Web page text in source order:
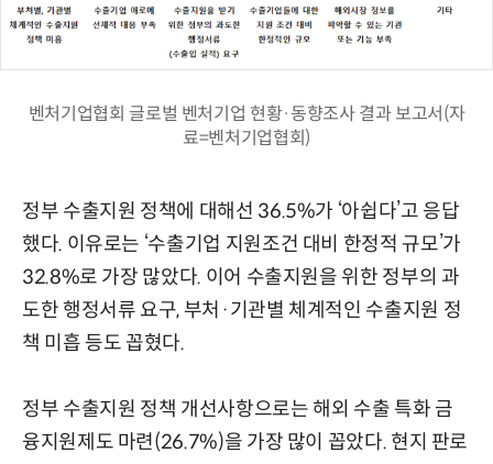
벤처기업협회 글로벌 벤처기업 현황·동향조사 결과 보고서(자
료=벤처기업협회)
정부 수출지원 정책에 대해선 36.5%가 ‘아쉽다’고 응답
했다. 이유로는 ‘수출기업 지원조건 대비 한정적 규모’가
32.8%로 가장 많았다. 이어 수출지원을 위한 정부의 과
도한 행정서류 요구, 부처·기관별 체계적인 수출지원 정
책 미흡 등도 꼽혔다.
정부 수출지원 정책 개선사항으로는 해외 수출 특화 금
융지원제도 마련(26.7%)을 가장 많이 꼽았다. 현지 판로